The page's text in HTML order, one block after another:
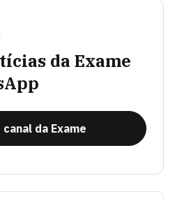
da Exame
da Exame